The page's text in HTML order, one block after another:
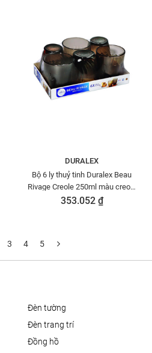
DURALEX
Bộ 6 ly thuỷ tinh Duralex Beau
Rivage Creole 250ml màu creole
- 1008CR06A0111
353.052 ₫
3 4 5
đèn tường
đèn trang trí
đồng hồ